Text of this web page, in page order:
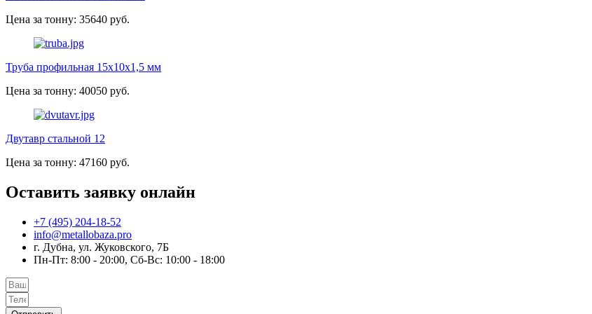
Цена за тонну: 35640 руб.
Труба профильная 15х10х1,5 мм
Цена за тонну: 40050 руб.
Двутавр стальной 12
Цена за тонну: 47160 руб.
Оставить заявку онлайн
+7 (495) 204-18-52
info@metallobaza.pro
г. Дубна, ул. Жуковского, 7Б
Пн-Пт: 8:00 - 20:00, Сб-Вс: 10:00 - 18:00